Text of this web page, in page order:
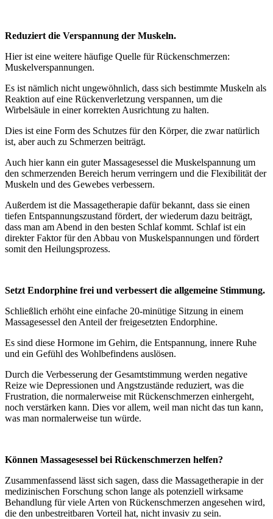
Reduziert die Verspannung der Muskeln.
Hier ist eine weitere häufige Quelle für Rückenschmerzen:
Muskelverspannungen.
Es ist nämlich nicht ungewöhnlich, dass sich bestimmte Muskeln als
Reaktion auf eine Rückenverletzung verspannen, um die
Wirbelsäule in einer korrekten Ausrichtung zu halten.
Dies ist eine Form des Schutzes für den Körper, die zwar natürlich
ist, aber auch zu Schmerzen beiträgt.
Auch hier kann ein guter Massagesessel die Muskelspannung um
den schmerzenden Bereich herum verringern und die Flexibilität der
Muskeln und des Gewebes verbessern.
Außerdem ist die Massagetherapie dafür bekannt, dass sie einen
tiefen Entspannungszustand fördert, der wiederum dazu beiträgt,
dass man am Abend in den besten Schlaf kommt. Schlaf ist ein
direkter Faktor für den Abbau von Muskelspannungen und fördert
somit den Heilungsprozess.
Setzt Endorphine frei und verbessert die allgemeine Stimmung.
Schließlich erhöht eine einfache 20-minütige Sitzung in einem
Massagesessel den Anteil der freigesetzten Endorphine.
Es sind diese Hormone im Gehirn, die Entspannung, innere Ruhe
und ein Gefühl des Wohlbefindens auslösen.
Durch die Verbesserung der Gesamtstimmung werden negative
Reize wie Depressionen und Angstzustände reduziert, was die
Frustration, die normalerweise mit Rückenschmerzen einhergeht,
noch verstärken kann. Dies vor allem, weil man nicht das tun kann,
was man normalerweise tun würde.
Können Massagesessel bei Rückenschmerzen helfen?
Zusammenfassend lässt sich sagen, dass die Massagetherapie in der
medizinischen Forschung schon lange als potenziell wirksame
Behandlung für viele Arten von Rückenschmerzen angesehen wird,
die den unbestreitbaren Vorteil hat, nicht invasiv zu sein.